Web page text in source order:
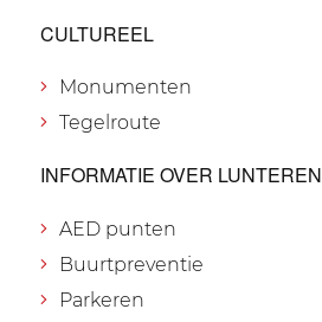
CULTUREEL
Monumenten
Tegelroute
INFORMATIE OVER LUNTEREN
AED punten
Buurtpreventie
Parkeren